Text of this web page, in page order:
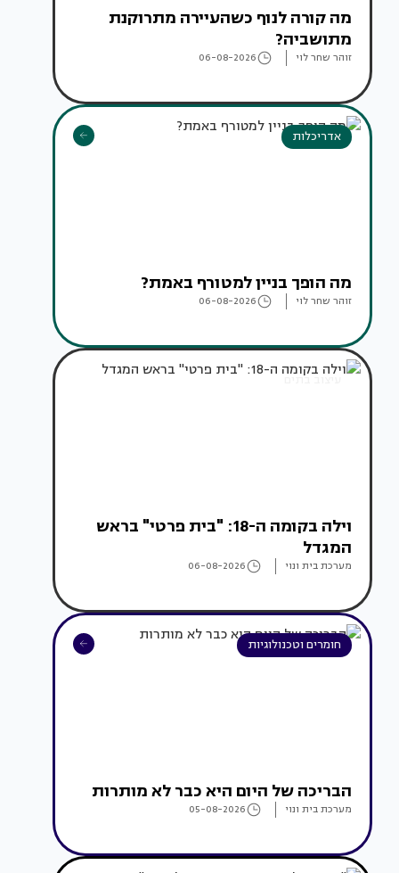
מה קורה לנוף כשהעיירה מתרוקנת
מתושביה?
זוהר שחר לוי 06-08-2026
אדריכלות
מה הופך בניין למטורף באמת?
זוהר שחר לוי 06-08-2026
עיצוב בתים
וילה בקומה ה-18: "בית פרטי" בראש
המגדל
מערכת בית ונוי 06-08-2026
חומרים וטכנולוגיות
הבריכה של היום היא כבר לא מותרות
מערכת בית ונוי 05-08-2026